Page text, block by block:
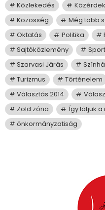
Közlekedés
Közösség
Még több
Oktatás
Politika
Sajtóközlemény
Sport
Szarvasi Járás
Turizmus
Történelem
Választás 2014
Zöld zóna
Így látjuk
önkormányzatiság